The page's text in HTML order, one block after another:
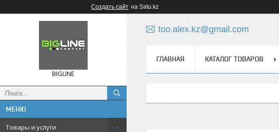
Создать сайт на Satu.kz
BIGLINE
Товары и услуги
too.alex.kz@gmail.com
ГЛАВНАЯ КАТАЛОГ ТОВАРОВ